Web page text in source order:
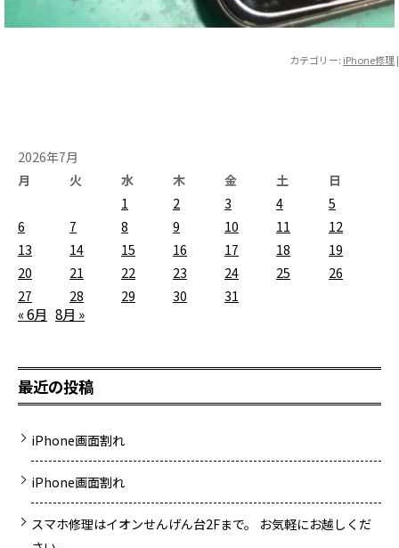
カテゴリー: iPhone修理|
2026年7月
月
火 水 木 金 土
日
1
2 3 4
5
6
7 8 9 10 11
12
13
14 15 16 17 18
19
20
21 22 23 24 25
26
27
28 29 30 31
« 6月 8月 »
最近の投稿
iPhone画面割れ
iPhone画面割れ
スマホ修理はイオンせんげん台2Fまで。 お気軽にお越しくだ